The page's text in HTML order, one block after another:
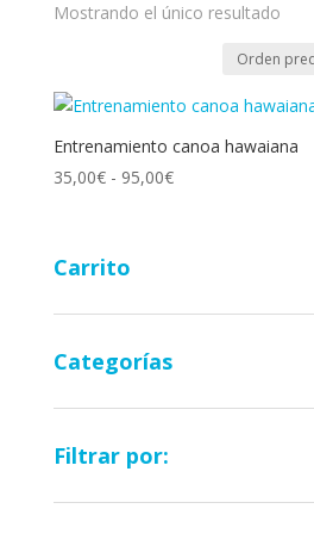
Mostrando el único resultado
Entrenamiento canoa hawaiana
35,00€ - 95,00€Rango
hasta
Carrito
Categorías
Filtrar por: